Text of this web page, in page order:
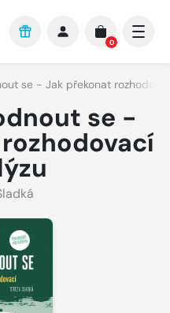
0
se - Jak překonat
se -